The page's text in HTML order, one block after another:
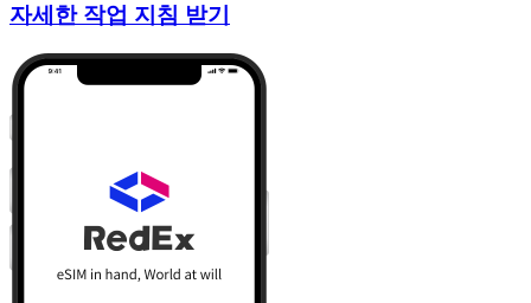
자세한 작업 지침 받기